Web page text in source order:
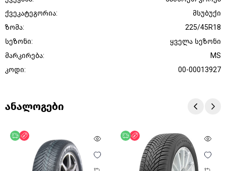
ქვეკატეგორია:
მსუბუქი
ზომა:
225/45R18
სეზონი:
ყველა სეზონი
მარკირება:
MS
კოდი:
00-00013927
ანალოგები
უფასო მიწოდება უფასო მიწოდება
ფასდაკლება